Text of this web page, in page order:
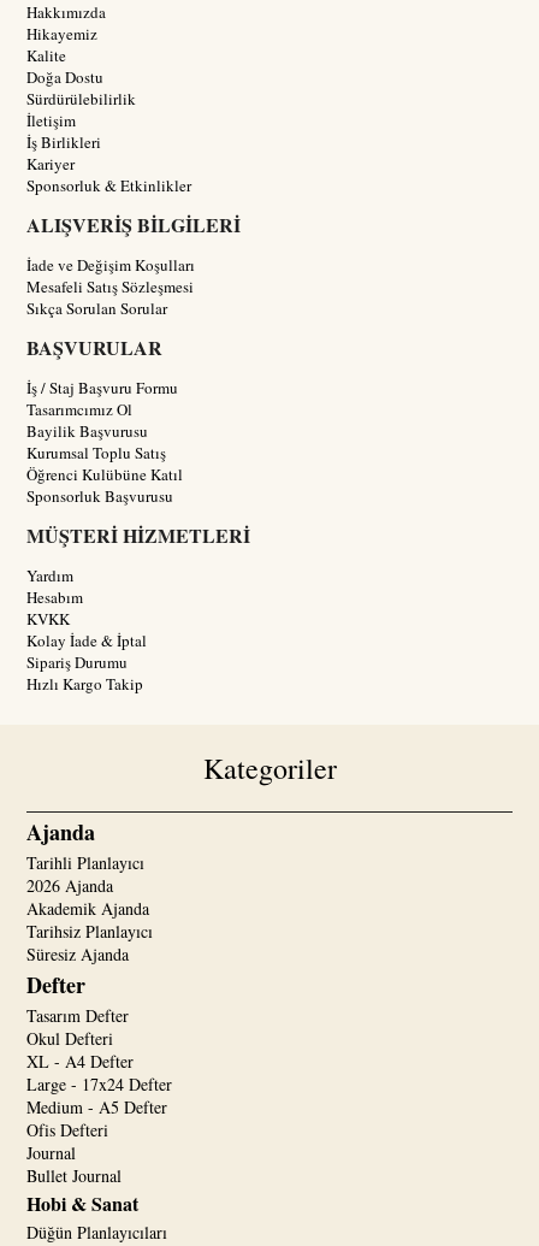
Hakkımızda
Hikayemiz
Kalite
Doğa Dostu
Sürdürülebilirlik
İletişim
İş Birlikleri
Kariyer
Sponsorluk & Etkinlikler
ALIŞVERİŞ BİLGİLERİ
İade ve Değişim Koşulları
Mesafeli Satış Sözleşmesi
Sıkça Sorulan Sorular
BAŞVURULAR
İş / Staj Başvuru Formu
Tasarımcımız Ol
Bayilik Başvurusu
Kurumsal Toplu Satış
Öğrenci Kulübüne Katıl
Sponsorluk Başvurusu
MÜŞTERİ HİZMETLERİ
Yardım
Hesabım
KVKK
Kolay İade & İptal
Sipariş Durumu
Hızlı Kargo Takip
Kategoriler
Ajanda
Tarihli Planlayıcı
2026 Ajanda
Akademik Ajanda
Tarihsiz Planlayıcı
Süresiz Ajanda
Defter
Tasarım Defter
Okul Defteri
XL - A4 Defter
Large - 17x24 Defter
Medium - A5 Defter
Ofis Defteri
Journal
Bullet Journal
Hobi & Sanat
Düğün Planlayıcıları